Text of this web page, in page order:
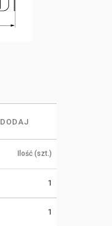
DODAJ
Ilość (szt.)
1
1